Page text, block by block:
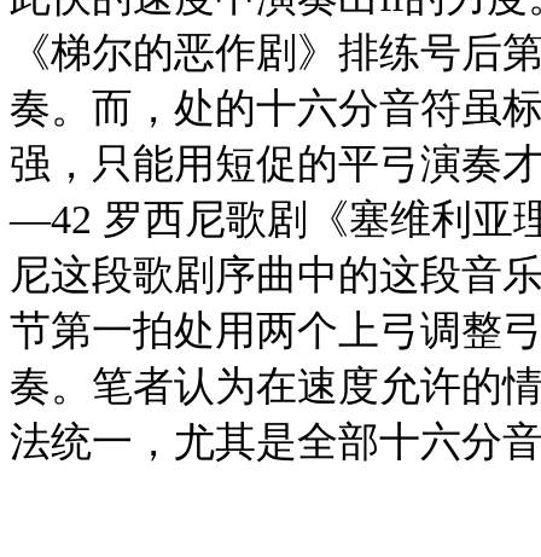
《梯尔的恶作剧》排练号后
奏。而，处的十六分音符虽
强，只能用短促的平弓演奏
—42 罗西尼歌剧《塞维利亚
尼这段歌剧序曲中的这段音
节第一拍处用两个上弓调整
奏。笔者认为在速度允许的
法统一，尤其是全部十六分